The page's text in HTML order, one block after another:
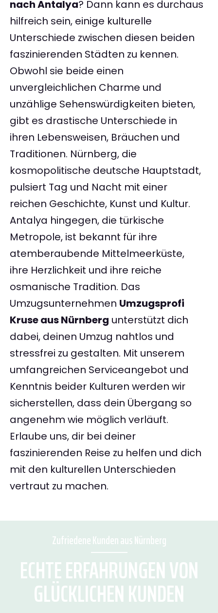
nach Antalya? Dann kann es durchaus
hilfreich sein, einige kulturelle
Unterschiede zwischen diesen beiden
faszinierenden Städten zu kennen.
Obwohl sie beide einen
unvergleichlichen Charme und
unzählige Sehenswürdigkeiten bieten,
gibt es drastische Unterschiede in
ihren Lebensweisen, Bräuchen und
Traditionen. Nürnberg, die
kosmopolitische deutsche Hauptstadt,
pulsiert Tag und Nacht mit einer
reichen Geschichte, Kunst und Kultur.
Antalya hingegen, die türkische
Metropole, ist bekannt für ihre
atemberaubende Mittelmeerküste,
ihre Herzlichkeit und ihre reiche
osmanische Tradition. Das
Umzugsunternehmen Umzugsprofi
Kruse aus Nürnberg unterstützt dich
dabei, deinen Umzug nahtlos und
stressfrei zu gestalten. Mit unserem
umfangreichen Serviceangebot und
Kenntnis beider Kulturen werden wir
sicherstellen, dass dein Übergang so
angenehm wie möglich verläuft.
Erlaube uns, dir bei deiner
faszinierenden Reise zu helfen und dich
mit den kulturellen Unterschieden
vertraut zu machen.
Zufriedene Kunden aus Nürnberg
ECHTE ERFAHRUNGEN VON
GLÜCKLICHEN KUNDEN